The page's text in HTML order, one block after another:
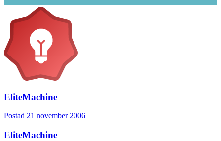
EliteMachine
Postad 21 november 2006
EliteMachine